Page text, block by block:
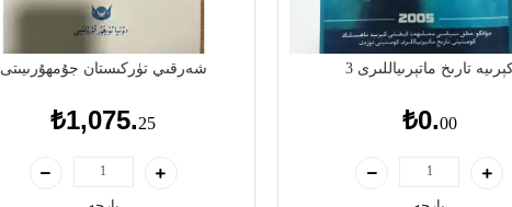
شەرقىي تۈركىستان جۇمھۇرىيىتى
₺1,075.25
تارىخ ماتېرىياللىرى 3
₺0.00